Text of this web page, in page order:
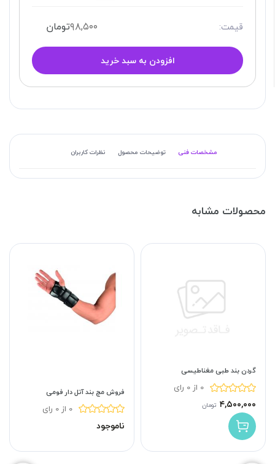
قیمت: ۹۸,۵۰۰تومان
افزودن به سبد خرید
مشخصات فنی توضیحات محصول نظرات کاربران
محصولات مشابه
گردن بند طبی مغناطیسی
0 از 0 رای
۴,۵۰۰,۰۰۰ تومان
فروش مچ بند آتل دار فومی
0 از 0 رای
ناموجود